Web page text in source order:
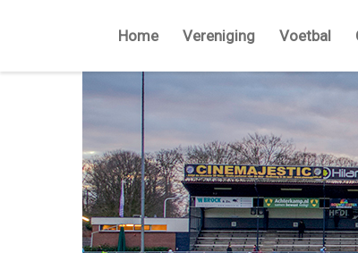
Home Vereniging Voetbal